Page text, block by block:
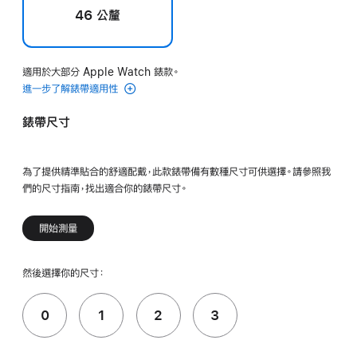
46 公釐
適用於大部分 Apple Watch 錶款。
進一步了解錶帶適用性
錶帶尺寸
為了提供精準貼合的舒適配戴，此款錶帶備有數種尺寸可供選擇。請參照我
們的尺寸指南，找出適合你的錶帶尺寸。
開始測量
然後選擇你的尺寸：
0 1 2 3